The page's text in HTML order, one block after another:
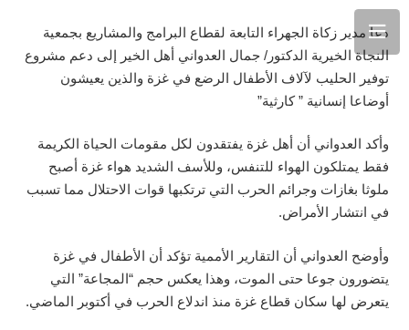
دعا مدير زكاة الجهراء التابعة لقطاع البرامج والمشاريع بجمعية
النجاة الخيرية الدكتور/ جمال العدواني أهل الخير إلى دعم مشروع
توفير الحليب لآلاف الأطفال الرضع في غزة والذين يعيشون
أوضاعا إنسانية ” كارثية”
وأكد العدواني أن أهل غزة يفتقدون لكل مقومات الحياة الكريمة
فقط يمتلكون الهواء للتنفس، وللأسف الشديد هواء غزة أصبح
ملوثا بغازات وجرائم الحرب التي ترتكبها قوات الاحتلال مما تسبب
في انتشار الأمراض.
وأوضح العدواني أن التقارير الأممية تؤكد أن الأطفال في غزة
يتضورون جوعا حتى الموت، وهذا يعكس حجم “المجاعة” التي
يتعرض لها سكان قطاع غزة منذ اندلاع الحرب في أكتوبر الماضي.